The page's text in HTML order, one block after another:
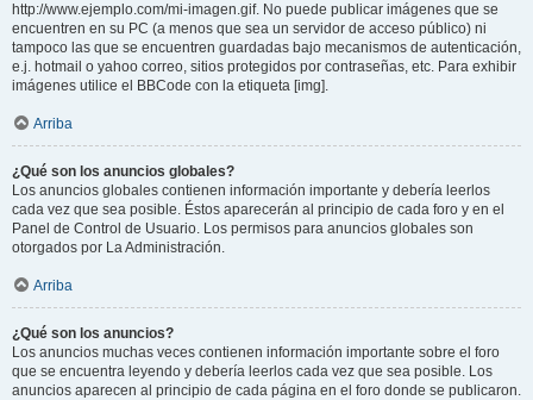
http://www.ejemplo.com/mi-imagen.gif. No puede publicar imágenes que se
encuentren en su PC (a menos que sea un servidor de acceso público) ni
tampoco las que se encuentren guardadas bajo mecanismos de autenticación,
e.j. hotmail o yahoo correo, sitios protegidos por contraseñas, etc. Para exhibir
imágenes utilice el BBCode con la etiqueta [img].
Arriba
¿Qué son los anuncios globales?
Los anuncios globales contienen información importante y debería leerlos
cada vez que sea posible. Éstos aparecerán al principio de cada foro y en el
Panel de Control de Usuario. Los permisos para anuncios globales son
otorgados por La Administración.
Arriba
¿Qué son los anuncios?
Los anuncios muchas veces contienen información importante sobre el foro
que se encuentra leyendo y debería leerlos cada vez que sea posible. Los
anuncios aparecen al principio de cada página en el foro donde se publicaron.